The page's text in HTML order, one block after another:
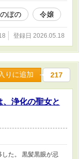
ぼの 令嬢
登録日 2026.05.18
りに追加 217
、浄化の聖女と
た。 黒髪黒眼が忌